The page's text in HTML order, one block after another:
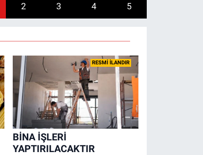
2 3 4 5
RESMİ İLANDIR
BİNA İŞLERİ
YAPTIRILACAKTIR